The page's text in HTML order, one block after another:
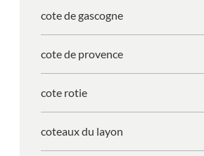
cote de gascogne
cote de provence
cote rotie
coteaux du layon